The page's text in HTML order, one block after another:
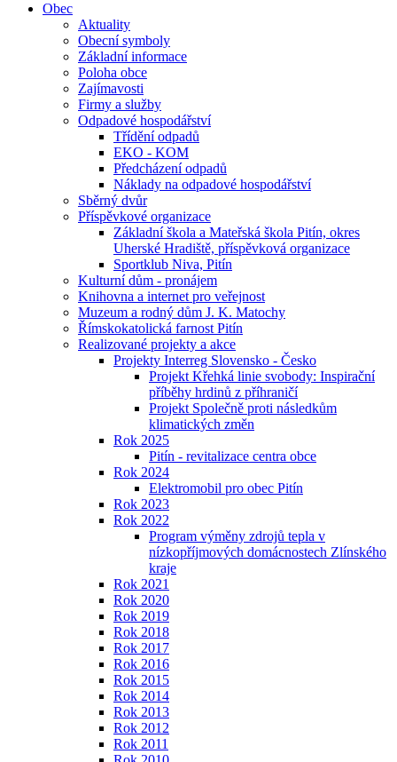
Obec
Aktuality
Obecní symboly
Základní informace
Poloha obce
Zajímavosti
Firmy a služby
Odpadové hospodářství
Třídění odpadů
EKO - KOM
Předcházení odpadů
Náklady na odpadové hospodářství
Sběrný dvůr
Příspěvkové organizace
Základní škola a Mateřská škola Pitín, okres
Uherské Hradiště, příspěvková organizace
Sportklub Niva, Pitín
Kulturní dům - pronájem
Knihovna a internet pro veřejnost
Muzeum a rodný dům J. K. Matochy
Římskokatolická farnost Pitín
Realizované projekty a akce
Projekty Interreg Slovensko - Česko
Projekt Křehká linie svobody: Inspirační
příběhy hrdinů z příhraničí
Projekt Společně proti následkům
klimatických změn
Rok 2025
Pitín - revitalizace centra obce
Rok 2024
Elektromobil pro obec Pitín
Rok 2023
Rok 2022
Program výměny zdrojů tepla v
nízkopříjmových domácnostech Zlínského
kraje
Rok 2021
Rok 2020
Rok 2019
Rok 2018
Rok 2017
Rok 2016
Rok 2015
Rok 2014
Rok 2013
Rok 2012
Rok 2011